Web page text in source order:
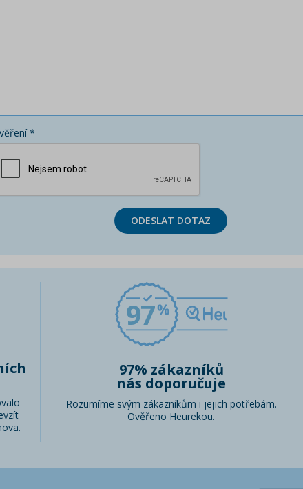
*
ODESLAT DOTAZ
97
97% zákazníků
nás doporučuje
Rozumíme svým zákazníkům i jejich potřebám.
Ověřeno Heurekou.